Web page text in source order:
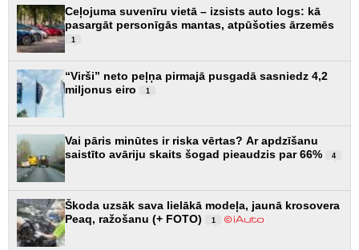
Ceļojuma suvenīru vietā – izsists auto logs: kā
pasargāt personīgās mantas, atpūšoties ārzemēs
1
“Virši” neto peļņa pirmajā pusgadā sasniedz 4,2
miljonus eiro
1
Vai pāris minūtes ir riska vērtas? Ar apdzīšanu
saistīto avāriju skaits šogad pieaudzis par 66%
4
Škoda uzsāk sava lielākā modeļa, jaunā krosovera
Peaq, ražošanu (+ FOTO)
1